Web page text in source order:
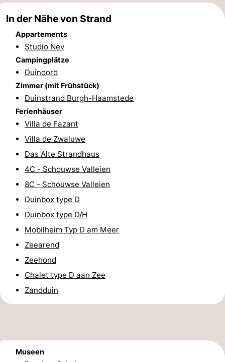
&
Städte
Natur
Führungen
Sport
Schwimmbader
Wandern
Golfplatze
Sportangeln
Seehunden
und
Veranstaltungen
Route
In der Nähe von Strand
Appartements
Studio Nev
Campingplätze
Duinoord
Zimmer (mit Frühstück)
Duinstrand Burgh-Haamstede
Ferienhäuser
Villa de Fazant
Villa de Zwaluwe
Das Alte Strandhaus
4C - Schouwse Valleien
8C - Schouwse Valleien
Duinbox type D
Duinbox type D/H
Mobilheim Typ D am Meer
Zeearend
Zeehond
Chalet type D aan Zee
Zandduin
Museen